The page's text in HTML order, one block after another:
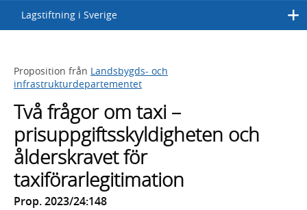
sökförslag
Lagstiftning i Sverige
Proposition från Landsbygds- och
infrastrukturdepartementet
Två frågor om taxi –
prisuppgiftsskyldigheten och
ålderskravet för
taxiförarlegitimation
Prop. 2023/24:148